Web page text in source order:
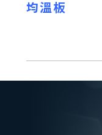
均溫板